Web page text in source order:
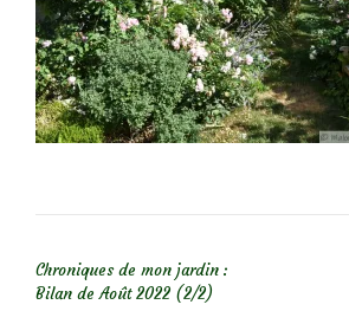
Chroniques de mon jardin :
Bilan de Août 2022 (2/2)